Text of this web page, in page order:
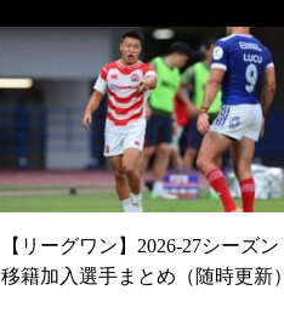
【リーグワン】2026-27シーズン
移籍加入選手まとめ（随時更新）